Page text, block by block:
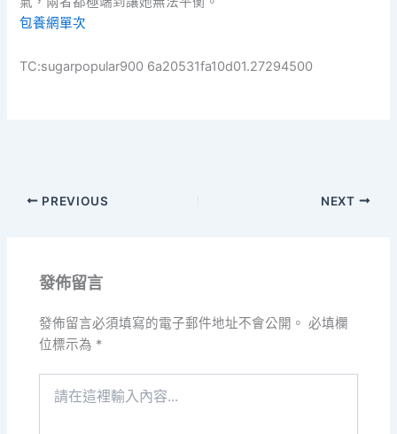
包養網單次
TC:sugarpopular900 6a20531fa10d01.27294500
PREVIOUS NEXT
發佈留言
發佈留言必須填寫的電子郵件地址不會公開。 必填欄
位標示為 *